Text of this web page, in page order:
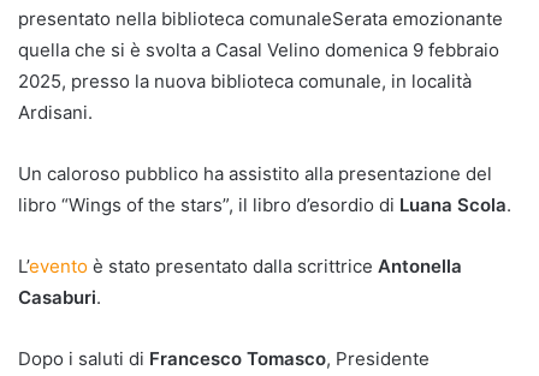
presentato nella biblioteca comunaleSerata emozionante
quella che si è svolta a Casal Velino domenica 9 febbraio
2025, presso la nuova biblioteca comunale, in località
Ardisani.
Un caloroso pubblico ha assistito alla presentazione del
libro “Wings of the stars”, il libro d’esordio di Luana Scola.
L’evento è stato presentato dalla scrittrice Antonella
Casaburi.
Dopo i saluti di Francesco Tomasco, Presidente